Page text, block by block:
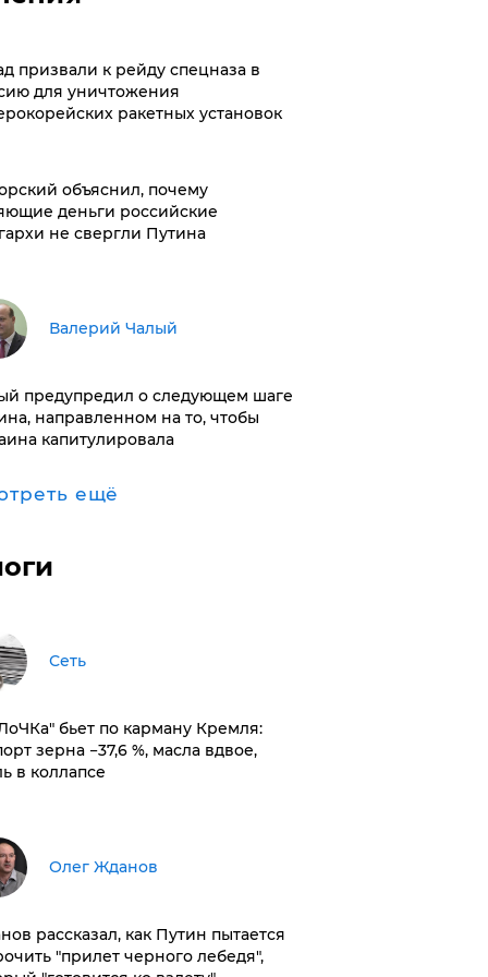
призвали к рейду спецназа в
для уничтожения
ракетных установок
объяснил, почему
деньги российские
не свергли Путина
Валерий Чалый
предупредил о следующем шаге
направленном на то, чтобы
капитулировала
ещё
Сеть
бьет по карману Кремля:
зерна −37,6 %, масла вдвое,
в коллапсе
Олег Жданов
рассказал, как Путин пытается
"прилет черного лебедя",